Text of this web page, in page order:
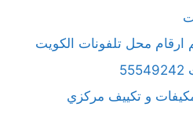
ارقام محل تلفونات الكويت
و تكييف مركزي